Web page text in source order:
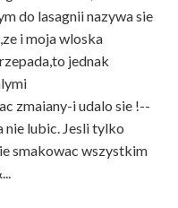
do lasagnii nazywa sie
i moja wloska
jednak
zmaiany-i udalo sie !--
nie lubic. Jesli tylko
smakowac wszystkim